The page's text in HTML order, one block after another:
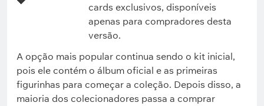
cards exclusivos, disponíveis
apenas para compradores desta
versão.
A opção mais popular continua sendo o kit inicial,
pois ele contém o álbum oficial e as primeiras
figurinhas para começar a coleção. Depois disso, a
maioria dos colecionadores passa a comprar